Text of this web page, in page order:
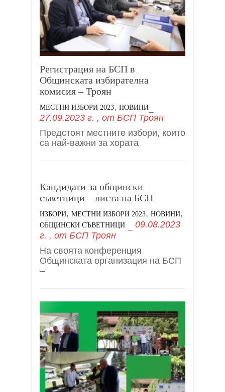
Регистрация на БСП в
Общинската избирателна
комисия – Троян
МЕСТНИ ИЗБОРИ 2023, НОВИНИ
27.09.2023 г. , от БСП Троян
Предстоят местните избори, които
са най-важни за хората
Кандидати за общински
съветници – листа на БСП
ИЗБОРИ, МЕСТНИ ИЗБОРИ 2023, НОВИНИ,
ОБЩИНСКИ СЪВЕТНИЦИ
09.08.2023
г. , от БСП Троян
На своята конференция
Общинската организация на БСП
–